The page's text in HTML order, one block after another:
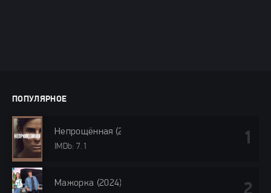
ПОПУЛЯРНОЕ
Непрощённая (2024)
IMDb: 7.1
Мажорка (2024)